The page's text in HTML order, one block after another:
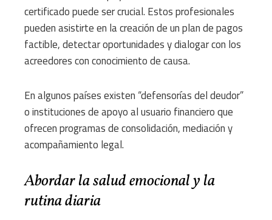
certificado puede ser crucial. Estos profesionales
pueden asistirte en la creación de un plan de pagos
factible, detectar oportunidades y dialogar con los
acreedores con conocimiento de causa.
En algunos países existen “defensorías del deudor”
o instituciones de apoyo al usuario financiero que
ofrecen programas de consolidación, mediación y
acompañamiento legal.
Abordar la salud emocional y la
rutina diaria